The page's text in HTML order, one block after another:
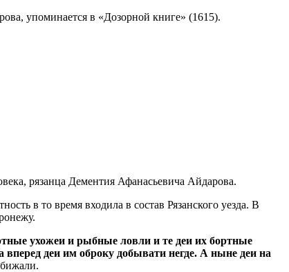
упоминается в «Дозорной книге» (1615).
рязанца Дементия Афанасьевича Айдарова.
в то время входила в состав Рязанского уезда. В
ухожеи и рыбные ловли и те деи их бортные
деи им оброку добывати негде. А ныне деи на